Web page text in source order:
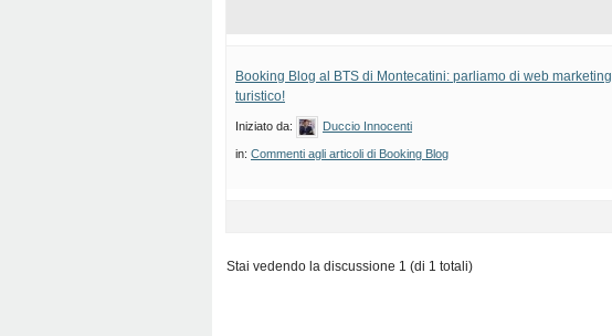
Booking Blog al BTS di Montecatini: parliamo di web marketing
turistico!
Iniziato da: Duccio Innocenti
in: Commenti agli articoli di Booking Blog
Stai vedendo la discussione 1 (di 1 totali)